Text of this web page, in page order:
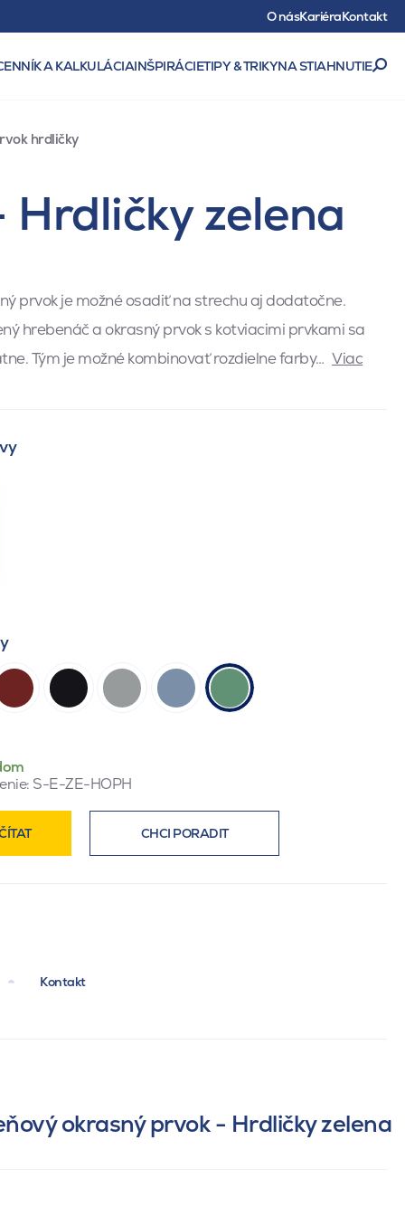
O násKariéraKontakt
A KALKULÁCIAINŠPIRÁCIETIPY & TRIKYNA STIAHNUTIE
hrdličky
zelena
prvok je možné osadiť na strechu aj dodatočne.
hrebenáč a okrasný prvok s kotviacimi prvkami sa
Tým je možné kombinovať rozdielne farby… Viac
S-E-ZE-HOPH
CHCI PORADIT
Kontakt
okrasný prvok - Hrdličky zelena